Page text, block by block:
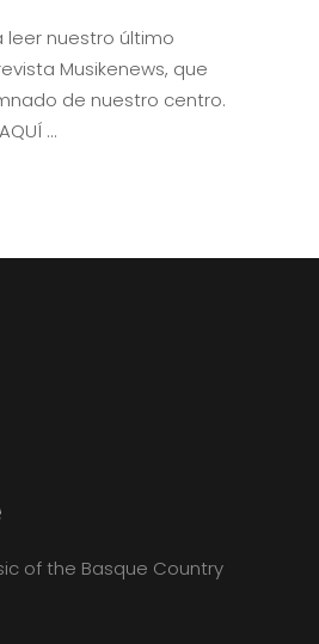
leer nuestro último
Musikenews, que
de nuestro centro.
of the Basque Country